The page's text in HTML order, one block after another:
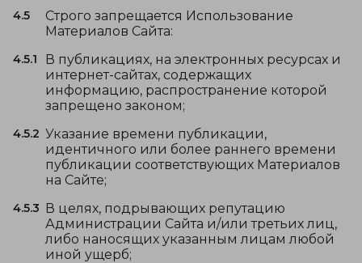
4.5
Строго запрещается Использование
Материалов Сайта:
4.5.1
В публикациях, на электронных ресурсах и
интернет-сайтах, содержащих
информацию, распространение которой
запрещено законом;
4.5.2 Указание времени публикации,
идентичного или более раннего времени
публикации соответствующих Материалов
на Сайте;
4.5.3 В целях, подрывающих репутацию
Администрации Сайта и/или третьих лиц,
либо наносящих указанным лицам любой
иной ущерб;